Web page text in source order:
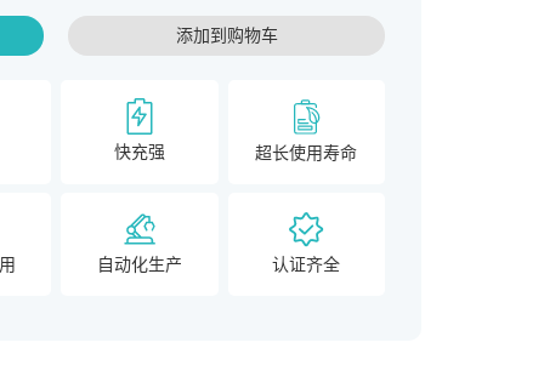
添加到购物车
快充强 超长使用寿命
自动化生产 认证齐全